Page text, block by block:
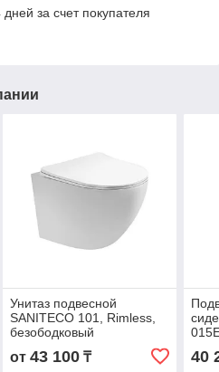
за счет покупателя
Унитаз подвесной
SANITECO 101, Rimless,
безободковый
490x360x320 мм
от 43 100₸ 40